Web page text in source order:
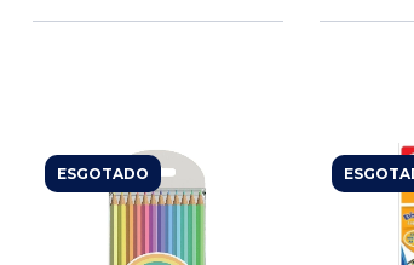
ESGOTADO